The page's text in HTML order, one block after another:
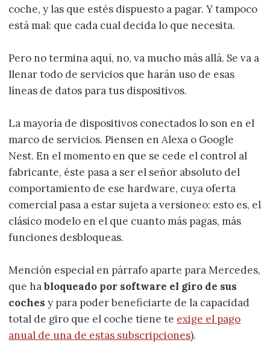
coche, y las que estés dispuesto a pagar. Y tampoco
está mal: que cada cual decida lo que necesita.
Pero no termina aquí, no, va mucho más allá. Se va a
llenar todo de servicios que harán uso de esas
líneas de datos para tus dispositivos.
La mayoría de dispositivos conectados lo son en el
marco de servicios. Piensen en Alexa o Google
Nest. En el momento en que se cede el control al
fabricante, éste pasa a ser el señor absoluto del
comportamiento de ese hardware, cuya oferta
comercial pasa a estar sujeta a versioneo: esto es, el
clásico modelo en el que cuanto más pagas, más
funciones desbloqueas.
Mención especial en párrafo aparte para Mercedes,
que habloqueado por software el giro de sus
coches y para poder beneficiarte de la capacidad
total de giro que el coche tiene te exige el pago
anual de una de estas subscripciones).